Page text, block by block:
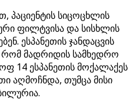
პაციენტის სიცოცხლის
ფილტვისა და სისხლის
ესპანეთის ჯანდაცვის
რომ მადრიდის სამხედრო
14 ესპანეთის მოქალაქეს
აღმოჩნდა, თუმცა მისი